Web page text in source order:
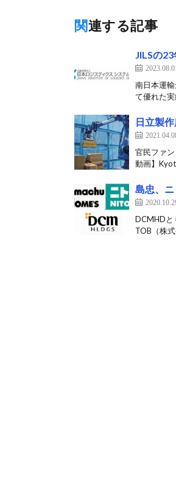
関連する記事
JILSの
南日本運
て優れた
日立製
官民ファ
動画】
島忠、
DCMHDと
TOB（株